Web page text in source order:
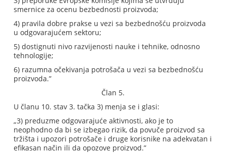
smernice za ocenu bezbednosti proizvoda;
4) pravila dobre prakse u vezi sa bezbednošću proizvoda
u odgovarajućem sektoru;
5) dostignuti nivo razvijenosti nauke i tehnike, odnosno
tehnologije;
6) razumna očekivanja potrošača u vezi sa bezbednošću
proizvoda.”
Član 5.
U članu 10. stav 3. tačka 3) menja se i glasi:
„3) preduzme odgovarajuće aktivnosti, ako je to
neophodno da bi se izbegao rizik, da povuče proizvod sa
tržišta i upozori potrošače i druge korisnike na adekvatan i
efikasan način ili da opozove proizvod.”